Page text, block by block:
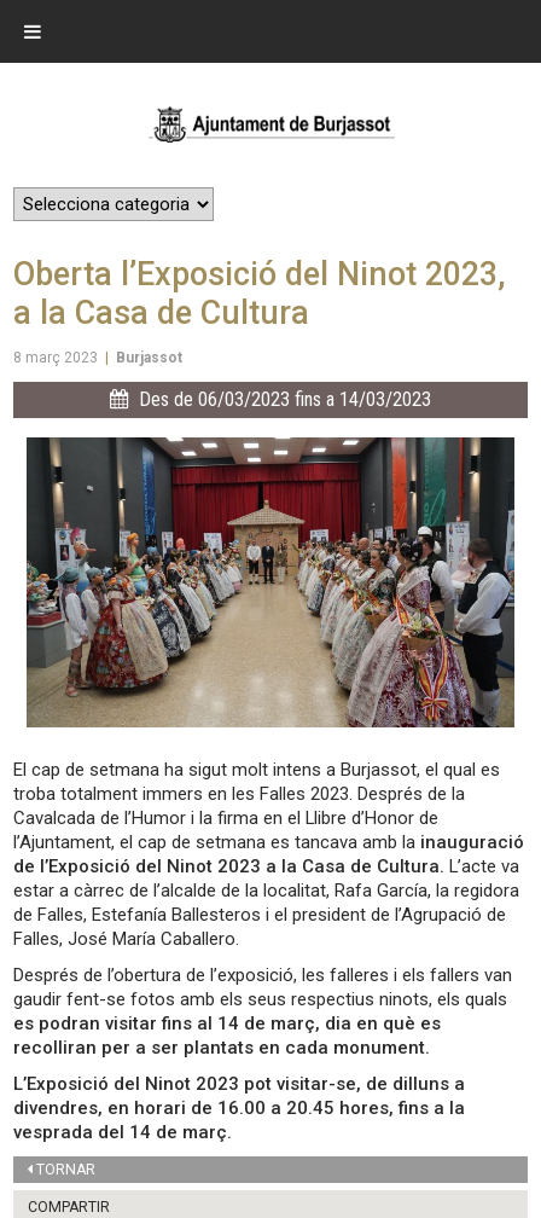
Oberta l’Exposició del Ninot 2023,
a la Casa de Cultura
8 març 2023 Burjassot
Des de 06/03/2023 fins a 14/03/2023
El cap de setmana ha sigut molt intens a Burjassot, el qual es
troba totalment immers en les Falles 2023. Després de la
Cavalcada de l’Humor i la firma en el Llibre d’Honor de
l’Ajuntament, el cap de setmana es tancava amb la inauguració
de l’Exposició del Ninot 2023 a la Casa de Cultura.L’acte va
estar a càrrec de l’alcalde de la localitat, Rafa García, la regidora
de Falles, Estefanía Ballesteros i el president de l’Agrupació de
Falles, José María Caballero.
Després de l’obertura de l’exposició, les falleres i els fallers van
gaudir fent-se fotos amb els seus respectius ninots, els quals
es podran visitar fins al 14 de març, dia en què es
recolliran per a ser plantats en cada monument.
L’Exposició del Ninot 2023 pot visitar-se, de dilluns a
divendres, en horari de 16.00 a 20.45 hores, fins a la
vesprada del 14 de març.
TORNAR
COMPARTIR